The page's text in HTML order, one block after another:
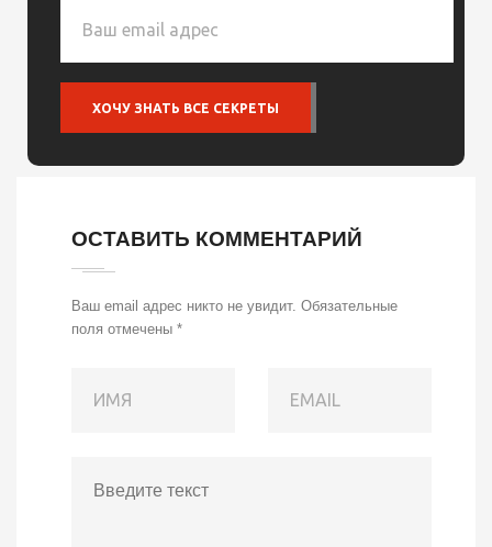
ОСТАВИТЬ КОММЕНТАРИЙ
Ваш email адрес никто не увидит. Обязательные
поля отмечены *